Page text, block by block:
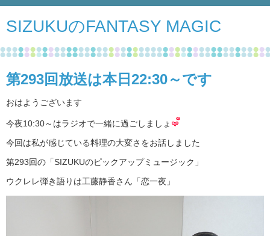
SIZUKUのFANTASY MAGIC
第293回放送は本日22:30～です
おはようございます
今夜10:30～はラジオで一緒に過ごしましょ
今回は私が感じている料理の大変さをお話しました
第293回の「SIZUKUのピックアップミュージック」
ウクレレ弾き語りは工藤静香さん「恋一夜」